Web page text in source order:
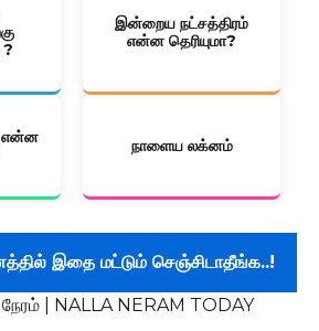
?
இன்றைய நட்சத்திரம்
என்ன தெரியுமா?
நாளைய லக்னம்
இதை மட்டும் செஞ்சிடாதீங்க..!
| NALLA NERAM TODAY